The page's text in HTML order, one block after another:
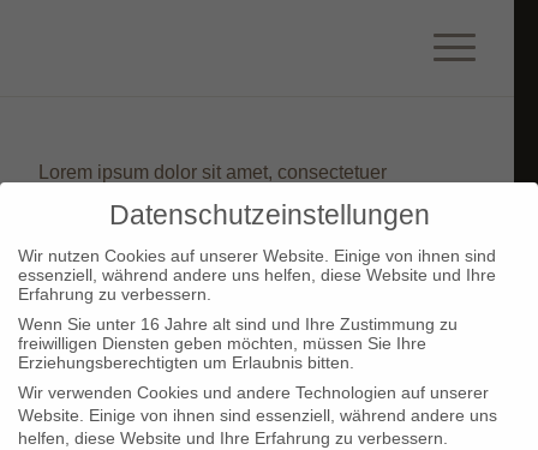
Lorem ipsum dolor sit amet, consectetuer
adipiscing elit. Aenean commodo ligula eget dolor.
Aenean massa. Cum sociis natoque penatibus et
magnis dis parturient montes, nascetur ridiculus
mus.
© Copyright - Maßlos - schlafen | wohnen | einrichten -- // --Impressum|
Datenschutz -powered by Enfold WordPress Theme
Datenschutzeinstellungen
Wir nutzen Cookies auf unserer Website. Einige von ihnen sind
essenziell, während andere uns helfen, diese Website und Ihre
Erfahrung zu verbessern.
Wenn Sie unter 16 Jahre alt sind und Ihre Zustimmung zu
freiwilligen Diensten geben möchten, müssen Sie Ihre
Erziehungsberechtigten um Erlaubnis bitten.
Wir verwenden Cookies und andere Technologien auf unserer
Website. Einige von ihnen sind essenziell, während andere uns
helfen, diese Website und Ihre Erfahrung zu verbessern.